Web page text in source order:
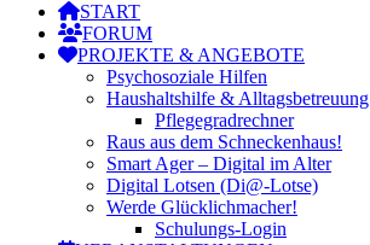
START
FORUM
PROJEKTE & ANGEBOTE
Psychosoziale Hilfen
Haushaltshilfe & Alltagsbetreuung
Pflegegradrechner
Raus aus dem Schneckenhaus!
Smart Ager – Digital im Alter
Digital Lotsen (Di@-Lotse)
Werde Glücklichmacher!
Schulungs-Login